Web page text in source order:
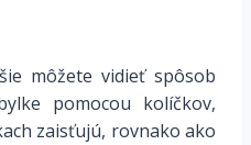
môžete vidieť spôsob
pomocou kolíčkov,
zaisťujú, rovnako ako